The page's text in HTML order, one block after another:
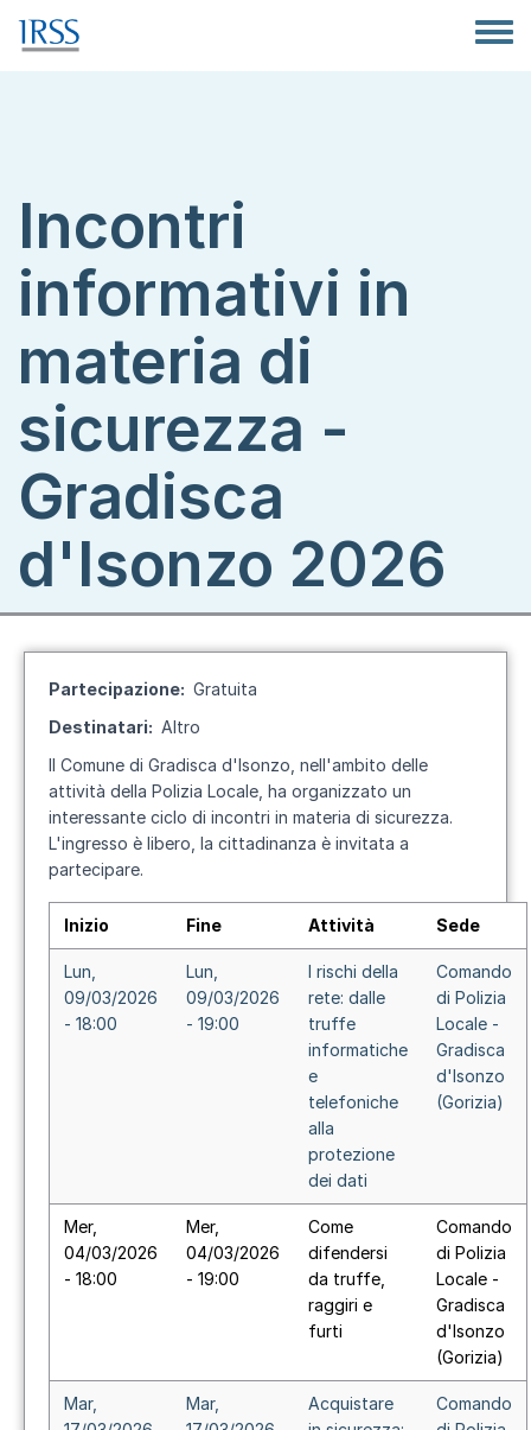
Incontri
informativi in
materia di
sicurezza -
Gradisca
d'Isonzo 2026
Partecipazione
Gratuita
Destinatari
Altro
Il Comune di Gradisca d'Isonzo, nell'ambito delle
attività della Polizia Locale, ha organizzato un
interessante ciclo di incontri in materia di sicurezza.
L'ingresso è libero, la cittadinanza è invitata a
partecipare.
Inizio Fine Attività Sede
Lun,
09/03/2026
- 18:00
Lun,
09/03/2026
- 19:00
I rischi della
rete: dalle
truffe
informatiche
e
telefoniche
alla
protezione
dei dati
Comando
di Polizia
Locale -
Gradisca
d'Isonzo
(Gorizia)
Mer,
04/03/2026
- 18:00
Mer,
04/03/2026
- 19:00
Come
difendersi
da truffe,
raggiri e
furti
Comando
di Polizia
Locale -
Gradisca
d'Isonzo
(Gorizia)
Mar,
Mar,
Acquistare
Comando